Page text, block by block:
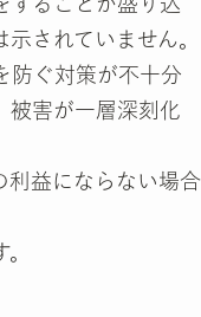
されていません。
防ぐ対策が不十分
被害が一層深刻化
利益にならない場合